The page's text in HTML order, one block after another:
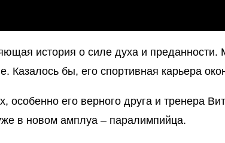
история о силе духа и
Казалось бы, его спортивная карьера
особенно его верного друга и тренера
в новом амплуа – паралимпийца.